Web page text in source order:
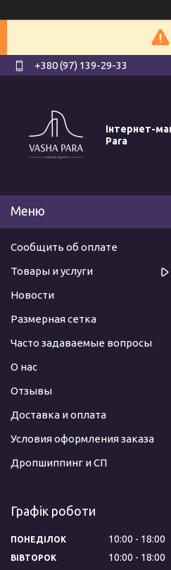
+380 (97) 139-29-33
Інтернет-
Para
Сообщить об оплате
Товары и услуги
Новости
Размерная сетка
Часто задаваемые вопросы
О нас
Отзывы
Доставка и оплата
Условия оформления заказа
Дропшиппинг и СП
Графік роботи
ПОНЕДІЛОК 10:00 18:00
ВІВТОРОК 10:00 18:00